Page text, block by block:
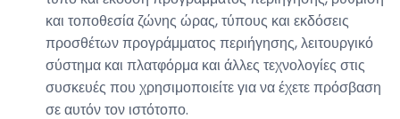
και τοποθεσία ζώνης ώρας, τύπους και εκδόσεις
προσθέτων προγράμματος περιήγησης, λειτουργικό
σύστημα και πλατφόρμα και άλλες τεχνολογίες στις
συσκευές που χρησιμοποιείτε για να έχετε πρόσβαση
σε αυτόν τον ιστότοπο.